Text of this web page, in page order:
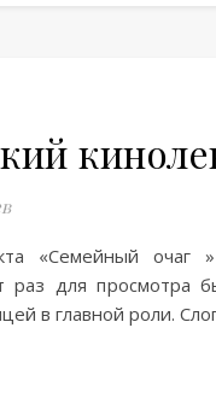
«Семейный очаг
раз для просмотра
в главной роли.